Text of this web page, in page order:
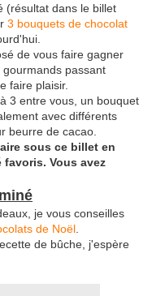
(résultat dans le billet
3 bouquets de chocolat
de vous faire gagner
passant
faire plaisir.
3 entre vous, un bouquet
avec différents
beurre de cacao.
sous ce billet en
Vous avez
je vous conseilles
de Noël
de bûche, j'espère